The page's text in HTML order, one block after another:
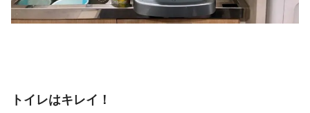
トイレはキレイ！